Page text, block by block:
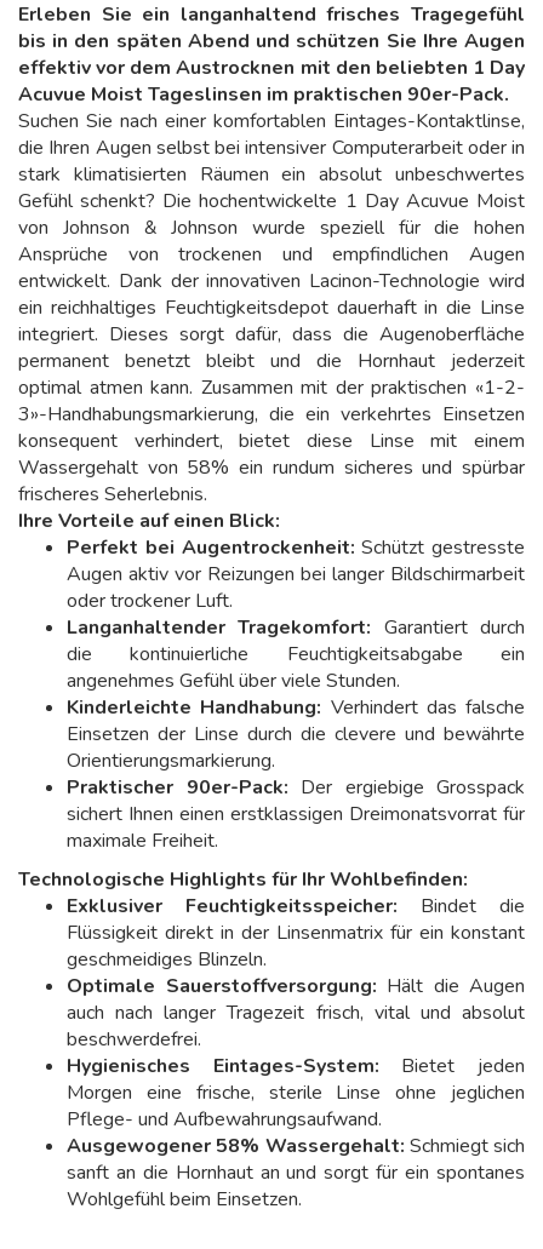
Erleben Sie ein langanhaltend frisches Tragegefühl
bis in den späten Abend und schützen Sie Ihre Augen
effektiv vor dem Austrocknen mit den beliebten 1 Day
Acuvue Moist Tageslinsen im praktischen 90er-Pack.
Suchen Sie nach einer komfortablen Eintages-Kontaktlinse,
die Ihren Augen selbst bei intensiver Computerarbeit oder in
stark klimatisierten Räumen ein absolut unbeschwertes
Gefühl schenkt? Die hochentwickelte 1 Day Acuvue Moist
von Johnson & Johnson wurde speziell für die hohen
Ansprüche von trockenen und empfindlichen Augen
entwickelt. Dank der innovativen Lacinon-Technologie wird
ein reichhaltiges Feuchtigkeitsdepot dauerhaft in die Linse
integriert. Dieses sorgt dafür, dass die Augenoberfläche
permanent benetzt bleibt und die Hornhaut jederzeit
optimal atmen kann. Zusammen mit der praktischen «1-2-
3»-Handhabungsmarkierung, die ein verkehrtes Einsetzen
konsequent verhindert, bietet diese Linse mit einem
Wassergehalt von 58% ein rundum sicheres und spürbar
frischeres Seherlebnis.
Ihre Vorteile auf einen Blick:
Perfekt bei Augentrockenheit: Schützt gestresste
Augen aktiv vor Reizungen bei langer Bildschirmarbeit
oder trockener Luft.
Langanhaltender Tragekomfort: Garantiert durch
die kontinuierliche Feuchtigkeitsabgabe ein
angenehmes Gefühl über viele Stunden.
Kinderleichte Handhabung: Verhindert das falsche
Einsetzen der Linse durch die clevere und bewährte
Orientierungsmarkierung.
Praktischer 90er-Pack: Der ergiebige Grosspack
sichert Ihnen einen erstklassigen Dreimonatsvorrat für
maximale Freiheit.
Technologische Highlights für Ihr Wohlbefinden:
Exklusiver Feuchtigkeitsspeicher: Bindet die
Flüssigkeit direkt in der Linsenmatrix für ein konstant
geschmeidiges Blinzeln.
Optimale Sauerstoffversorgung: Hält die Augen
auch nach langer Tragezeit frisch, vital und absolut
beschwerdefrei.
Hygienisches Eintages-System: Bietet jeden
Morgen eine frische, sterile Linse ohne jeglichen
Pflege- und Aufbewahrungsaufwand.
Ausgewogener 58% Wassergehalt: Schmiegt sich
sanft an die Hornhaut an und sorgt für ein spontanes
Wohlgefühl beim Einsetzen.